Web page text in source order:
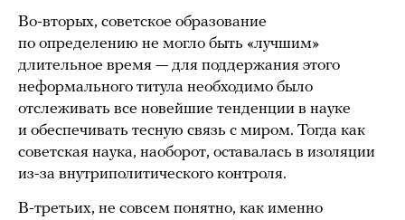
Во-вторых, советское образование
по определению не могло быть «лучшим»
длительное время — для поддержания этого
неформального титула необходимо было
отслеживать все новейшие тенденции в науке
и обеспечивать тесную связь с миром. Тогда как
советская наука, наоборот, оставалась в изоляции
из-за внутриполитического контроля.
В-третьих, не совсем понятно, как именно